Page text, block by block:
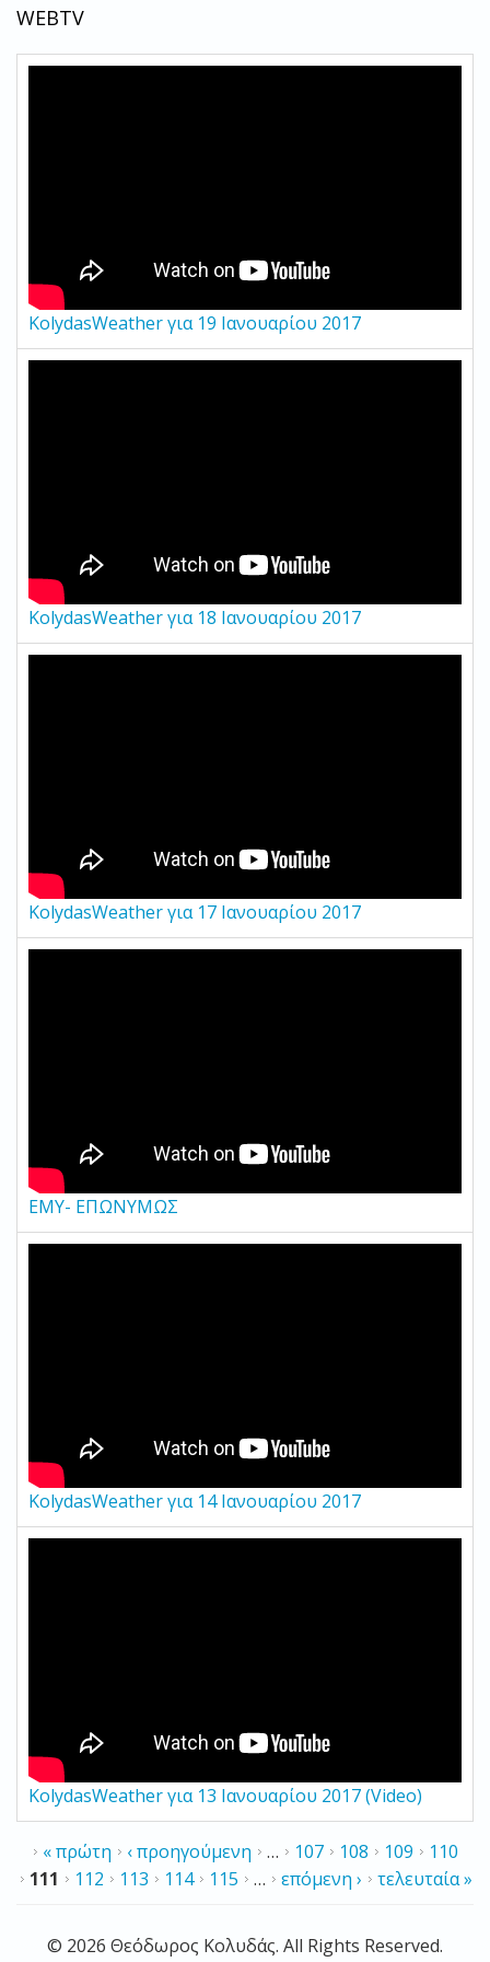
WEBTV
KolydasWeather για 19 Ιανουαρίου 2017
KolydasWeather για 18 Ιανουαρίου 2017
KolydasWeather για 17 Ιανουαρίου 2017
EMY- ΕΠΩΝΥΜΩΣ
KolydasWeather για 14 Ιανουαρίου 2017
KolydasWeather για 13 Ιανουαρίου 2017 (Video)
ΣΕΛΙΔΕΣ
« πρώτη ‹ προηγούμενη … 107 108 109
110
111
112 113 114 115 … επόμενη › τελευταία »
© 2026 Θεόδωρος Κολυδάς. All Rights Reserved.